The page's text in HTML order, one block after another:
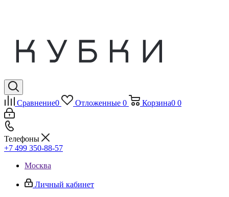
Сравнение0 Отложенные 0 Корзина0 0
Телефоны
+7 499 350-88-57
Москва
Личный кабинет